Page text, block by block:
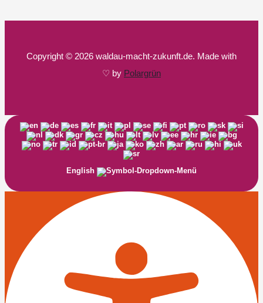
Copyright © 2026 waldau-macht-zukunft.de. Made with
♡ by Polargrün
English